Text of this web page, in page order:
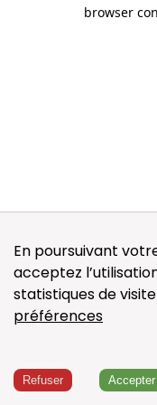
browser
En poursuivant
acceptez
statistiques de
préférences
Refuser Accepter